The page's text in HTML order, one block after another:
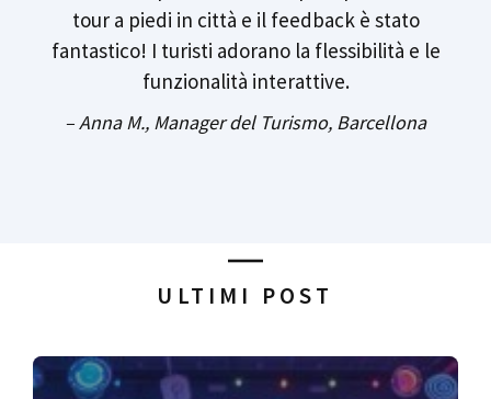
tour a piedi in città e il feedback è stato
fantastico! I turisti adorano la flessibilità e le
funzionalità interattive.
– Anna M., Manager del Turismo, Barcellona
ULTIMI POST